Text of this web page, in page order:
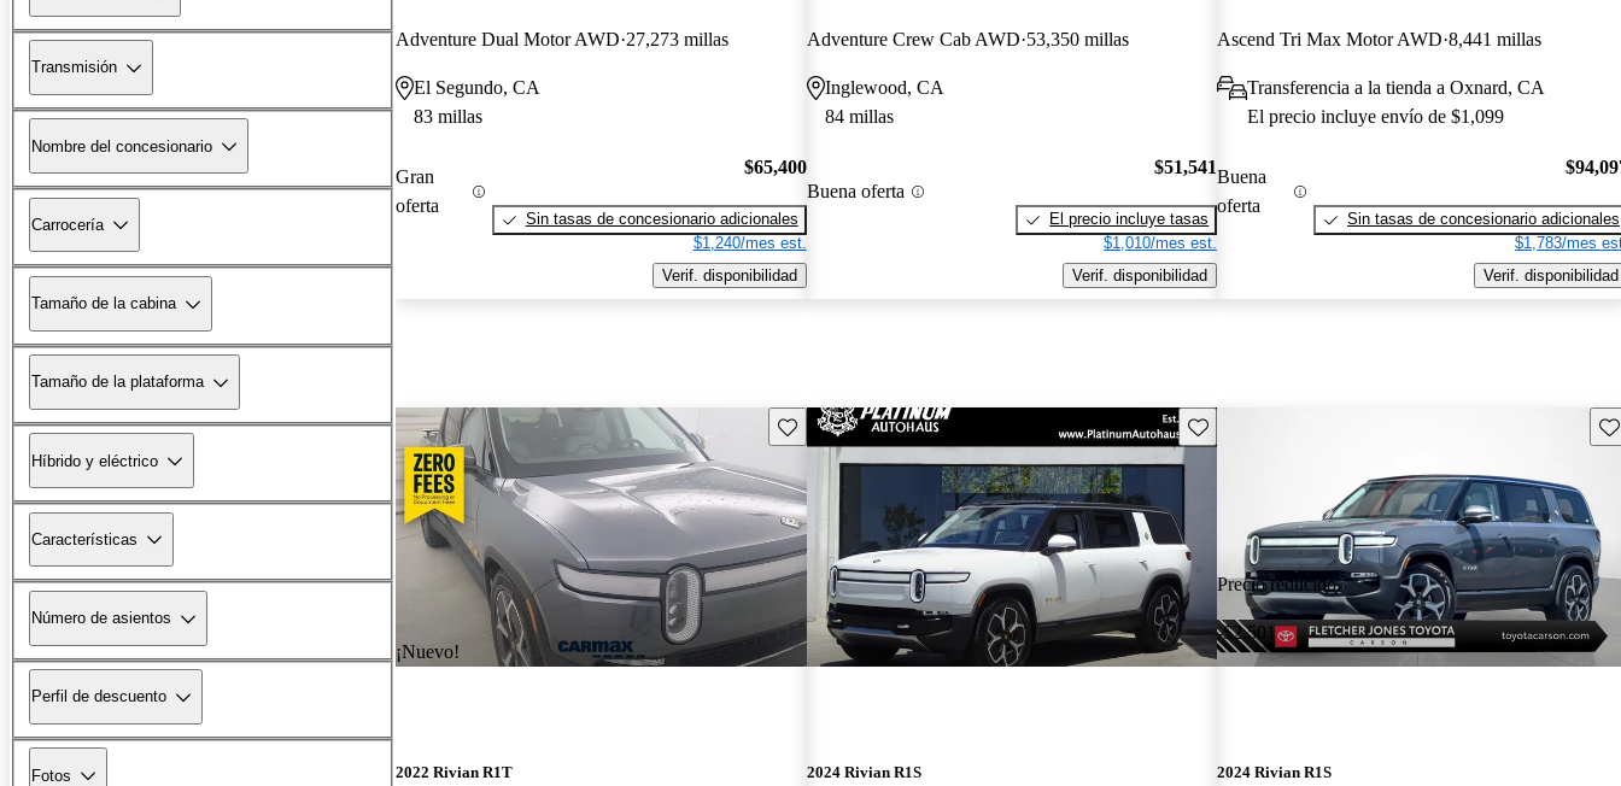
Transmisión
Nombre del concesionario
Carrocería
Tamaño de la cabina
Tamaño de la plataforma
Híbrido y eléctrico
Características
Número de asientos
Perfil de descuento
Fotos
Adventure Dual Motor AWD 27,273 millas
El Segundo, CA
83 millas
Gran
oferta
$65,400
Sin tasas de concesionario adicionales
$1,240/mes est.
Verif. disponibilidad
Adventure Crew Cab AWD 53,350 millas
Inglewood, CA
84 millas
Buena oferta
$51,541
El precio incluye tasas
$1,010/mes est.
Verif. disponibilidad
Ascend Tri Max Motor AWD 8,441 millas
Transferencia a la tienda a Oxnard, CA
El precio incluye envío de $1,099
Buena
oferta
Sin tasas de concesionario adicionales
$1,783/mes
Verif. disponibilidad
¡Nuevo!
Guarda este Aviso
2022 Rivian R1T
Guarda este Aviso
2024 Rivian R1S
Precio reducido
-$2,501
2024 Rivian R1S